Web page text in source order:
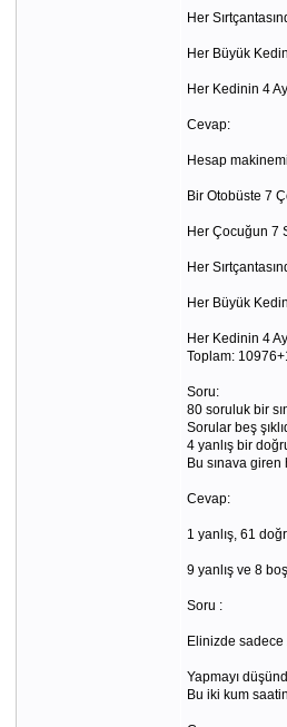
Her
Her Büyük
Her Kedinin 4
Cevap:
Hesap
Bir Otobüste 7
Her Çocuğun 7
Her
Her Büyük
Her Kedinin 4
Toplam:
Soru:
80 soruluk bir
Sorular beş
4 yanlış bir
Bu sınava
Cevap:
1 yanlış, 61
9 yanlış ve 8
Soru :
Elinizde sadece
Yapmayı
Bu iki kum